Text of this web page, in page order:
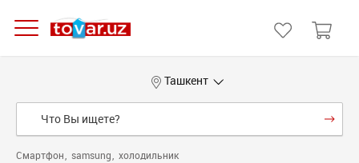
Ташкент
Смартфон samsung холодильник